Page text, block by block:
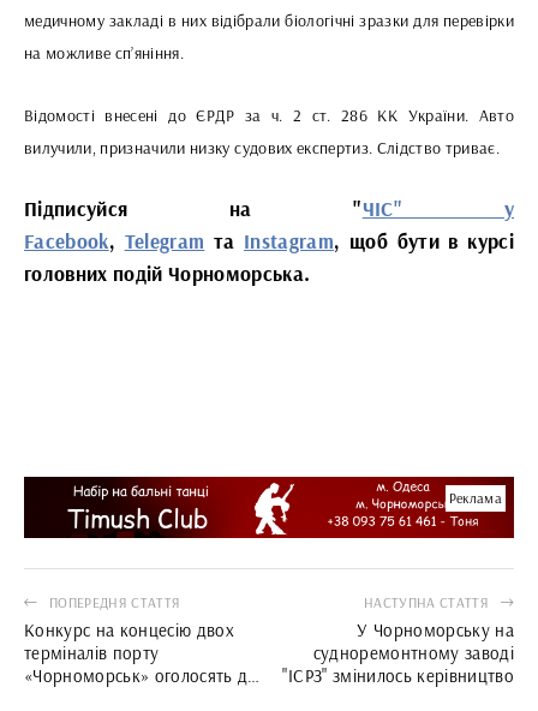
медичному закладі в них відібрали біологічні зразки для перевірки
на можливе сп’яніння.
Відомості внесені до ЄРДР за ч. 2 ст. 286 КК України. Авто
вилучили, призначили низку судових експертиз. Слідство триває.
Підписуйся на "ЧІС" у
Facebook, Telegram та Instagram, щоб бути в курсі
головних подій Чорноморська.
Реклама
ПОПЕРЕДНЯ СТАТТЯ
Конкурс на концесію двох
терміналів порту
«Чорноморськ» оголосять до
НАСТУПНА СТАТТЯ
У Чорноморську на
судноремонтному заводі
"ІСРЗ" змінилось керівництво